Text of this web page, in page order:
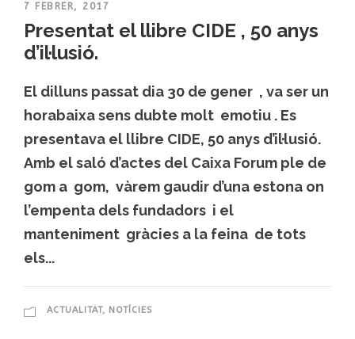
7 FEBRER, 2017
Presentat el llibre CIDE , 50 anys
d’il·lusió.
El dilluns passat dia 30 de gener , va ser un
horabaixa sens dubte molt emotiu . Es
presentava el llibre CIDE, 50 anys d’il·lusió.
Amb el saló d’actes del Caixa Forum ple de
gom a gom, vàrem gaudir d’una estona on
l’empenta dels fundadors i el
manteniment gràcies a la feina de tots
els...
ACTUALITAT, NOTÍCIES